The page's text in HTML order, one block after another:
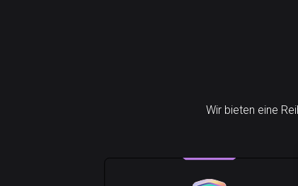
Wir bieten eine